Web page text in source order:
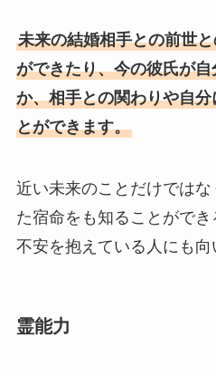
未来の結婚相手との前世
ができたり、今の彼氏が
か、相手との関わりや自
とができます。
近い未来のことだけでは
た宿命をも知ることがで
不安を抱えている人にも向
霊能力